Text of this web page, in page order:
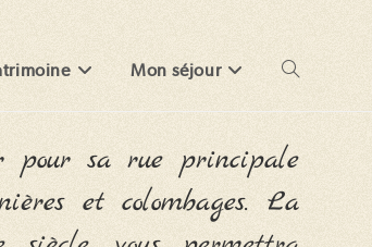
Mon séjour Toggle
website
sa rue principale
et colombages. La